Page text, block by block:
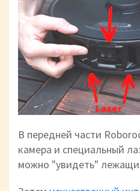
В передней части
камера и специальный
можно "увидеть"